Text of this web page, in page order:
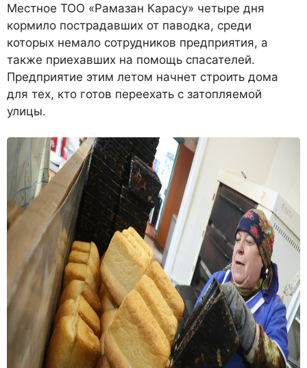
Местное ТОО «Рамазан Ка­расу» четыре дня
кормило по­страдавших от паводка, среди
которых немало сотрудников предприятия, а
также прие­хавших на помощь спасателей.
Предприятие этим летом нач­нет строить дома
для тех, кто готов переехать с затопляемой
улицы.